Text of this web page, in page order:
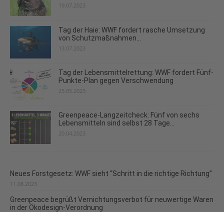
19.07.2023
Tag der Haie: WWF fordert rasche Umsetzung
von Schutzmaßnahmen...
13.07.2023
Tag der Lebensmittelrettung: WWF fordert Fünf-
Punkte-Plan gegen Verschwendung
25.05.2023
Greenpeace-Langzeitcheck: Fünf von sechs
Lebensmitteln sind selbst 28 Tage...
20.04.2023
Neues Forstgesetz: WWF sieht “Schritt in die richtige Richtung”
11.08.2023
Greenpeace begrüßt Vernichtungsverbot für neuwertige Waren
in der Ökodesign-Verordnung